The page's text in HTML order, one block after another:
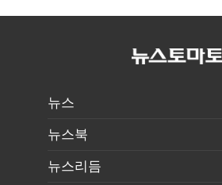
표준화
제동 걸린 은행
뉴스
뉴스북
뉴스리듬